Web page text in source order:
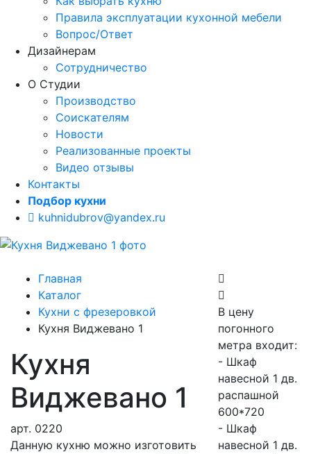
Правила эксплуатации кухонной мебели
Вопрос/Ответ
Дизайнерам
Сотрудничество
О Студии
Производство
Соискателям
Новости
Реализованные проекты
Видео отзывы
Контакты
Подбор кухни
kuhnidubrov@yandex.ru
Главная
Каталог
Кухни с фрезеровкой
Кухня Виджевано 1
Кухня
Виджевано 1
арт. 0220
Данную кухню можно изготовить
В цену
погонного
метра входит:
- Шкаф
навесной 1 дв.
распашной
600*720
- Шкаф
навесной 1 дв.